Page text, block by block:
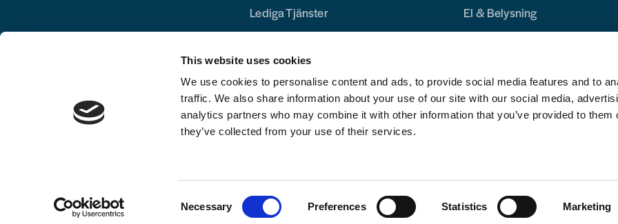
This website uses cookies
We use cookies to personalise content and ads, to provide social media features and to
traffic. We also share information about your use of our site with our social media,
analytics partners who may combine it with other information that you’ve provided to them
they’ve collected from your use of their services.
Necessary Preferences Statistics Marketing
Lediga Tjänster
El & Belysning